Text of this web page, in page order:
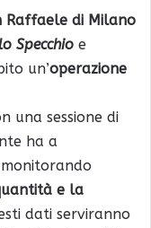
Raffaele di Milano
Specchio e
un’operazione
una sessione di
ha a
e la
dati serviranno